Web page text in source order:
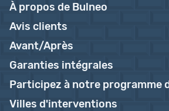
À propos de Bulneo
Avis clients
Avant/Après
Garanties intégrales
Participez à notre programme
Villes d'interventions